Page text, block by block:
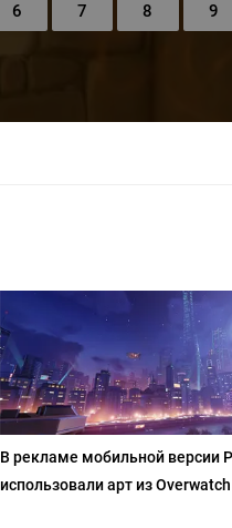
6 7 8 9
В рекламе мобильной версии
использовали арт из Overwatch